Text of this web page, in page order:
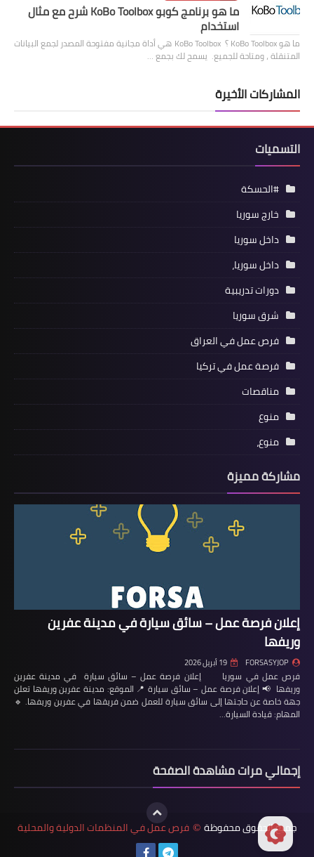
ما هو برنامج كوبو KoBo Toolbox شرح مع مثال
استخدام
ما هو KoBo Toolbox ؟ KoBo Toolbox هي أداة مجانية مفتوحة المصدر لجمع البيانات
المتنقلة ، ومتاحة للجميع. يسمح لك بجمع …
المشاركات الأخيرة
التسميات
#الحسكة
خارج سوريا
داخل سوريا
داخل سوريا،
دورات تدريبية
شرق سوريا
فرص عمل في العراق
فرصة عمل في تركيا
مناقصات
منوع
منوع،
مشاركة مميزة
إعلان فرصة عمل – سائق سيارة في مدينة عفرين
وريفها
FORSASYJOP 19 أبريل 2026
فرص عمل في سوريا إعلان فرصة عمل – سائق سيارة في مدينة عفرين
وريفها 📢 إعلان فرصة عمل – سائق سيارة 📍 الموقع: مدينة عفرين وريفها تعلن
جهة خاصة عن حاجتها إلى سائق سيارة للعمل ضمن فريقها في عفرين وريفها. 🔹
المهام: قيادة السيارة…
إجمالي مرات مشاهدة الصفحة
جميع الحقوق محفوظة © فرص عمل في المنظمات الدولية والمحلية